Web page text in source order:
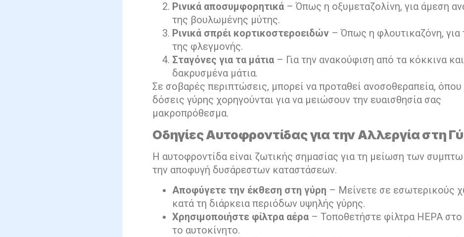
Ρινικά αποσυμφορητικά – Όπως η οξυμεταζολίνη, για άμεση
της βουλωμένης μύτης.
Ρινικά σπρέι κορτικοστεροειδών – Όπως η φλουτικαζόνη, για
της φλεγμονής.
Σταγόνες για τα μάτια – Για την ανακούφιση από τα κόκκινα και
δακρυσμένα μάτια.
Σε σοβαρές περιπτώσεις, μπορεί να προταθεί ανοσοθεραπεία, όπου
δόσεις γύρης χορηγούνται για να μειώσουν την ευαισθησία σας
μακροπρόθεσμα.
Οδηγίες Αυτοφροντίδας για την Αλλεργία στη
Η αυτοφροντίδα είναι ζωτικής σημασίας για τη μείωση των
την αποφυγή δυσάρεστων καταστάσεων.
Αποφύγετε την έκθεση στη γύρη – Μείνετε σε εσωτερικούς
κατά τη διάρκεια περιόδων υψηλής γύρης.
Χρησιμοποιήστε φίλτρα αέρα – Τοποθετήστε φίλτρα HEPA στο
το αυτοκίνητο.